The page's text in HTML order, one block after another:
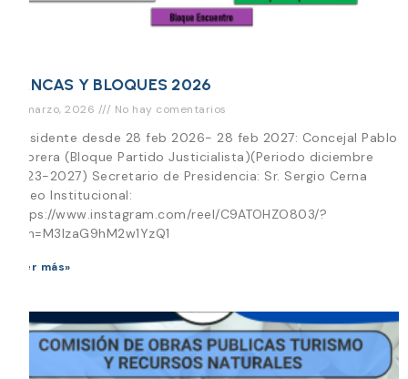
BANCAS Y BLOQUES 2026
19 marzo, 2026 No hay comentarios
Presidente desde 28 feb 2026- 28 feb 2027: Concejal Pablo
Cabrera (Bloque Partido Justicialista)(Periodo diciembre
2023-2027) Secretario de Presidencia: Sr. Sergio Cerna
Video Institucional:
https://www.instagram.com/reel/C9ATOHZO803/?
igsh=M3lzaG9hM2w1YzQ1
Leer más»